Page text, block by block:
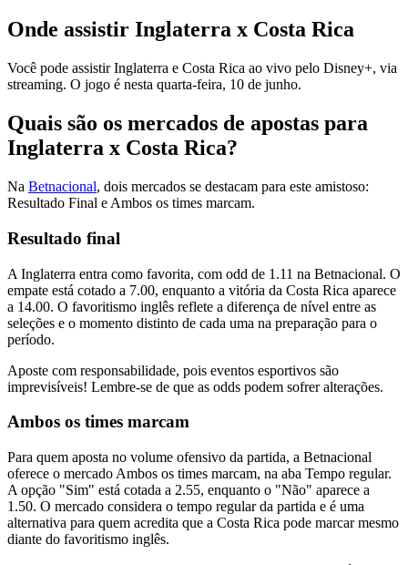
Onde assistir Inglaterra x Costa Rica
Você pode assistir Inglaterra e Costa Rica ao vivo pelo Disney+, via
streaming. O jogo é nesta quarta-feira, 10 de junho.
Quais são os mercados de apostas para
Inglaterra x Costa Rica?
Na Betnacional, dois mercados se destacam para este amistoso:
Resultado Final e Ambos os times marcam.
Resultado final
A Inglaterra entra como favorita, com odd de 1.11 na Betnacional. O
empate está cotado a 7.00, enquanto a vitória da Costa Rica aparece
a 14.00. O favoritismo inglês reflete a diferença de nível entre as
seleções e o momento distinto de cada uma na preparação para o
período.
Aposte com responsabilidade, pois eventos esportivos são
imprevisíveis! Lembre-se de que as odds podem sofrer alterações.
Ambos os times marcam
Para quem aposta no volume ofensivo da partida, a Betnacional
oferece o mercado Ambos os times marcam, na aba Tempo regular.
A opção "Sim" está cotada a 2.55, enquanto o "Não" aparece a
1.50. O mercado considera o tempo regular da partida e é uma
alternativa para quem acredita que a Costa Rica pode marcar mesmo
diante do favoritismo inglês.